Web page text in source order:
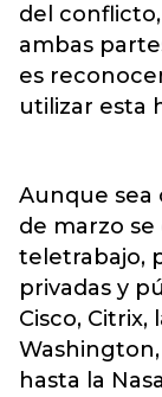
del
ambas
es
utilizar esta
Aunque sea
de marzo se
teletrabajo,
privadas y
Cisco, Citrix,
hasta la